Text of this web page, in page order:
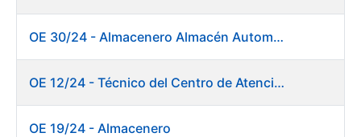
OE 30/24 - Almacenero Almacén Automático
OE 12/24 - Técnico del Centro de Atención a Usuarios
OE 19/24 - Almacenero